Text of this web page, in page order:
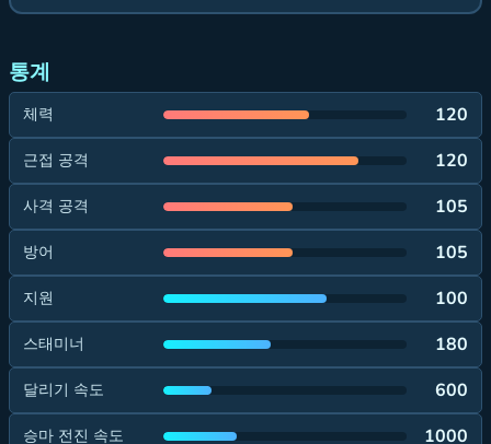
통계
체력 120
근접 공격 120
사격 공격 105
방어 105
지원 100
스태미너 180
달리기 속도 600
승마 전진 속도 1000